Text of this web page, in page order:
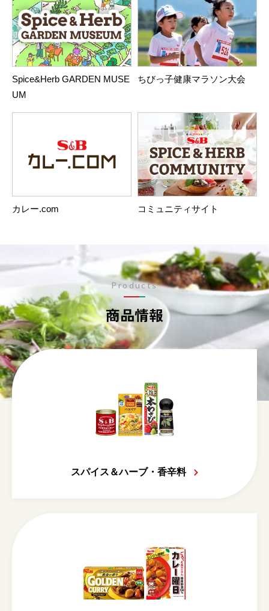
Spice&Herb GARDEN MUSE
UM
ちびっ子健康マラソン大会
カレー.com コミュニティサイト
商品情報
Products
スパイス＆ハーブ・香辛料